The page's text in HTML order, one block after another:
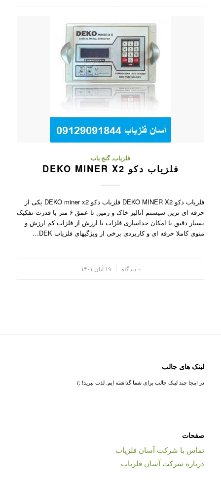
فلزیاب,گنج یاب
فلزیاب دکو DEKO MINER X2
فلزیاب دکو DEKO MINER X2 فلزیاب دکو DEKO miner x2 یکی از
حرفه ای ترین سیستم آنالیز خاک و زمین تا عمق ۶ متر با قدرت تفکیک
بسیار دقیق با امکان جداسازی فلزات با ارزش از فلزات کم ارزش و
منوی کاملا حرفه ای و کاربردی برخی از ویژگیهای فلزیاب DEK…
۰ دیدگاه ۱۹ آبان ۱۴۰۱
لینک های جالب
در اینجا چند لینک جالب برای شما گذاشته ایم. لذت ببرید! :)
صفحات
تماس با شرکت آسان فلزیاب
درباره شرکت آسان فلزیاب